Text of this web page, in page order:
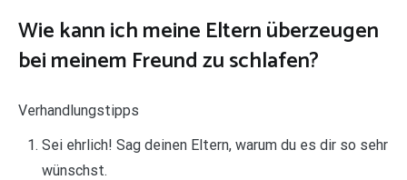
Wie kann ich meine Eltern überzeugen
bei meinem Freund zu schlafen?
Verhandlungstipps
Sei ehrlich! Sag deinen Eltern, warum du es dir so sehr
wünschst.